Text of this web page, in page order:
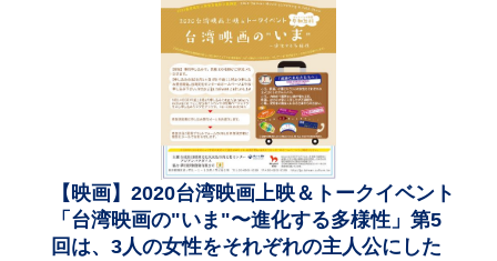
【映画】2020台湾映画上映＆トークイベント
「台湾映画の"いま"〜進化する多様性」第5
回は、3人の女性をそれぞれの主人公にした